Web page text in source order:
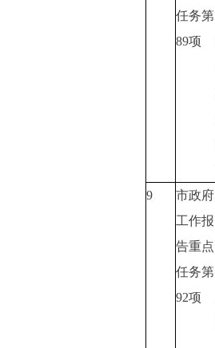
任务第
89项
9
市政府
工作报
告重点
任务第
92项